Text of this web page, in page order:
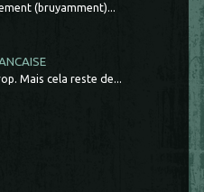
(bruyamment)...
Mais cela reste de...